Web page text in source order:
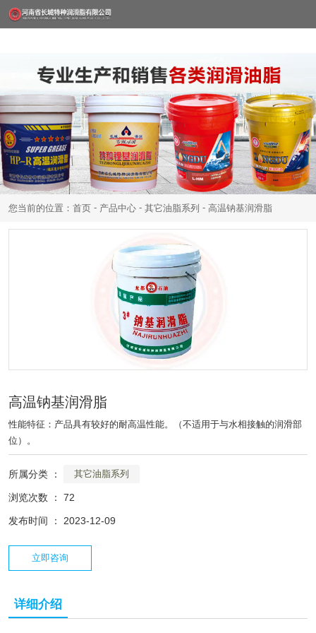
您当前的位置：首页 - 产品中心 - 其它油脂系列 - 高温钠基润滑脂
高温钠基润滑脂
性能特征：产品具有较好的耐高温性能。（不适用于与水相接触的润滑部
位）。
所属分类 ： 其它油脂系列
浏览次数 ： 72
发布时间 ： 2023-12-09
立即咨询
详细介绍